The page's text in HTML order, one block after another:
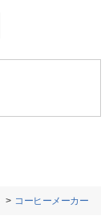
コーヒーメーカー